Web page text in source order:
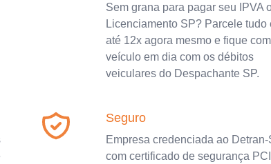
Sem grana para pagar seu IPVA
Licenciamento SP? Parcele tudo
até 12x agora mesmo e fique
veículo em dia com os débitos
veiculares do Despachante SP.
Seguro
Empresa credenciada ao Detran-
com certificado de segurança